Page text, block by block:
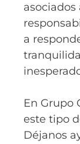
asociados
a
En Grupo
este tipo
Déjanos